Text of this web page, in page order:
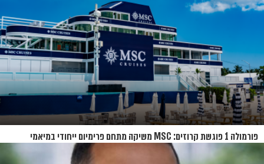
פורמולה 1 פוגשת קרוזים: MSC משיקה מתחם פרימיום ייחודי במיאמי